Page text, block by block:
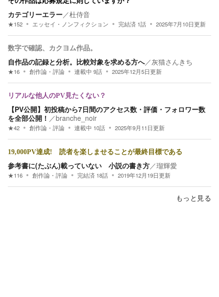
カテゴリーエラー／杜侍音
★152 エッセイ・ノンフィクション 完結済 1話 2025年7月10日更新
数字で確認、カクヨム作品。
自作品の記録と分析。比較対象を求める方へ／灰猫さんきち
★16 創作論・評論 連載中 9話 2025年12月5日更新
リアルな他人のPV見たくない？
【PV公開】初投稿から7日間のアクセス数・評価・フォロワー数
を全部公開！ ／branche_noir
★42 創作論・評論 連載中 10話 2025年9月11日更新
19,000PV達成! 読者を楽しませることが最終目標である
参考書に(たぶん)載っていない 小説の書き方／瑠輝愛
★116 創作論・評論 完結済 18話 2019年12月19日更新
もっと見る